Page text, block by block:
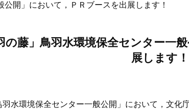
開」において，ＰＲブースを出展します！
の藤」鳥羽水環境保全センター一
展します！
羽水環境保全センター一般公開」において，文化